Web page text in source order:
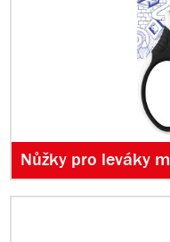
Nůžky pro leváky